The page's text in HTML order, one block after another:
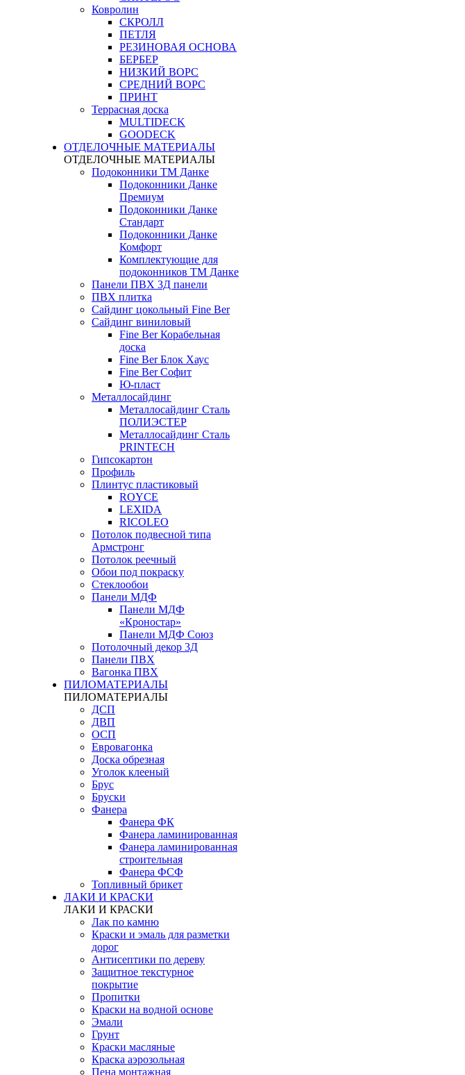
Ковролин
СКРОЛЛ
ПЕТЛЯ
РЕЗИНОВАЯ ОСНОВА
БЕРБЕР
НИЗКИЙ ВОРС
СРЕДНИЙ ВОРС
ПРИНТ
Террасная доска
MULTIDECK
GOODECK
ОТДЕЛОЧНЫЕ МАТЕРИАЛЫ
ОТДЕЛОЧНЫЕ МАТЕРИАЛЫ
Подоконники ТМ Данке
Подоконники Данке
Премиум
Подоконники Данке
Стандарт
Подоконники Данке
Комфорт
Комплектующие для
подоконников ТМ Данке
Панели ПВХ 3Д панели
ПВХ плитка
Сайдинг цокольный Fine Ber
Сайдинг виниловый
Fine Ber Корабельная
доска
Fine Ber Блок Хаус
Fine Ber Софит
Ю-пласт
Металлосайдинг
Металлосайдинг Сталь
ПОЛИЭСТЕР
Металлосайдинг Сталь
PRINTECH
Гипсокартон
Профиль
Плинтус пластиковый
ROYCE
LEXIDA
RICOLEO
Потолок подвесной типа
Армстронг
Потолок реечный
Обои под покраску
Стеклообои
Панели МДФ
Панели МДФ
«Кроностар»
Панели МДФ Союз
Потолочный декор 3Д
Панели ПВХ
Вагонка ПВХ
ПИЛОМАТЕРИАЛЫ
ПИЛОМАТЕРИАЛЫ
ДСП
ДВП
ОСП
Евровагонка
Доска обрезная
Уголок клееный
Брус
Бруски
Фанера
Фанера ФК
Фанера ламинированная
Фанера ламинированная
строительная
Фанера ФСФ
Топливный брикет
ЛАКИ И КРАСКИ
ЛАКИ И КРАСКИ
Лак по камню
Краски и эмаль для разметки
дорог
Антисептики по дереву
Защитное текстурное
покрытие
Пропитки
Краски на водной основе
Эмали
Грунт
Краски масляные
Краска аэрозольная
Пена монтажная